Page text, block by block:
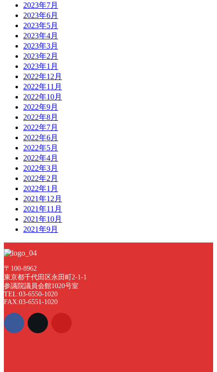
2023年7月
2023年6月
2023年5月
2023年4月
2023年3月
2023年2月
2023年1月
2022年12月
2022年11月
2022年10月
2022年9月
2022年8月
2022年7月
2022年6月
2022年5月
2022年4月
2022年3月
2022年2月
2022年1月
2021年12月
2021年11月
2021年10月
2021年9月
〒100-8962
東京都千代田区永田町2-1-1
参議院議員会館1020号室
TEL:03-6550-1020
FAX:03-6551-1020